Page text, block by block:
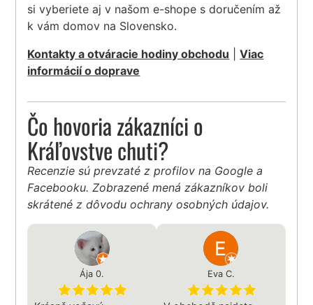
si vyberiete aj v našom e-shope s doručením až
k vám domov na Slovensko.
Kontakty a otváracie hodiny obchodu |Viac
informácií o doprave
Čo hovoria zákazníci o
Kráľovstve chuti?
Recenzie sú prevzaté z profilov na Google a
Facebooku. Zobrazené mená zákazníkov boli
skrátené z dôvodu ochrany osobných údajov.
Ája 0. Eva C.